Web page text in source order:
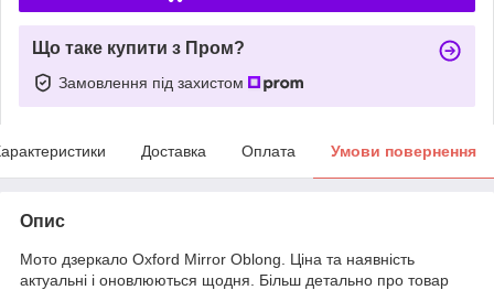
Що таке купити з Пром?
Замовлення під захистом
Доставка Оплата Умови повернення
Опис
Мото дзеркало Oxford Mirror Oblong. Ціна та наявність
актуальні і оновлюються щодня. Більш детально про товар